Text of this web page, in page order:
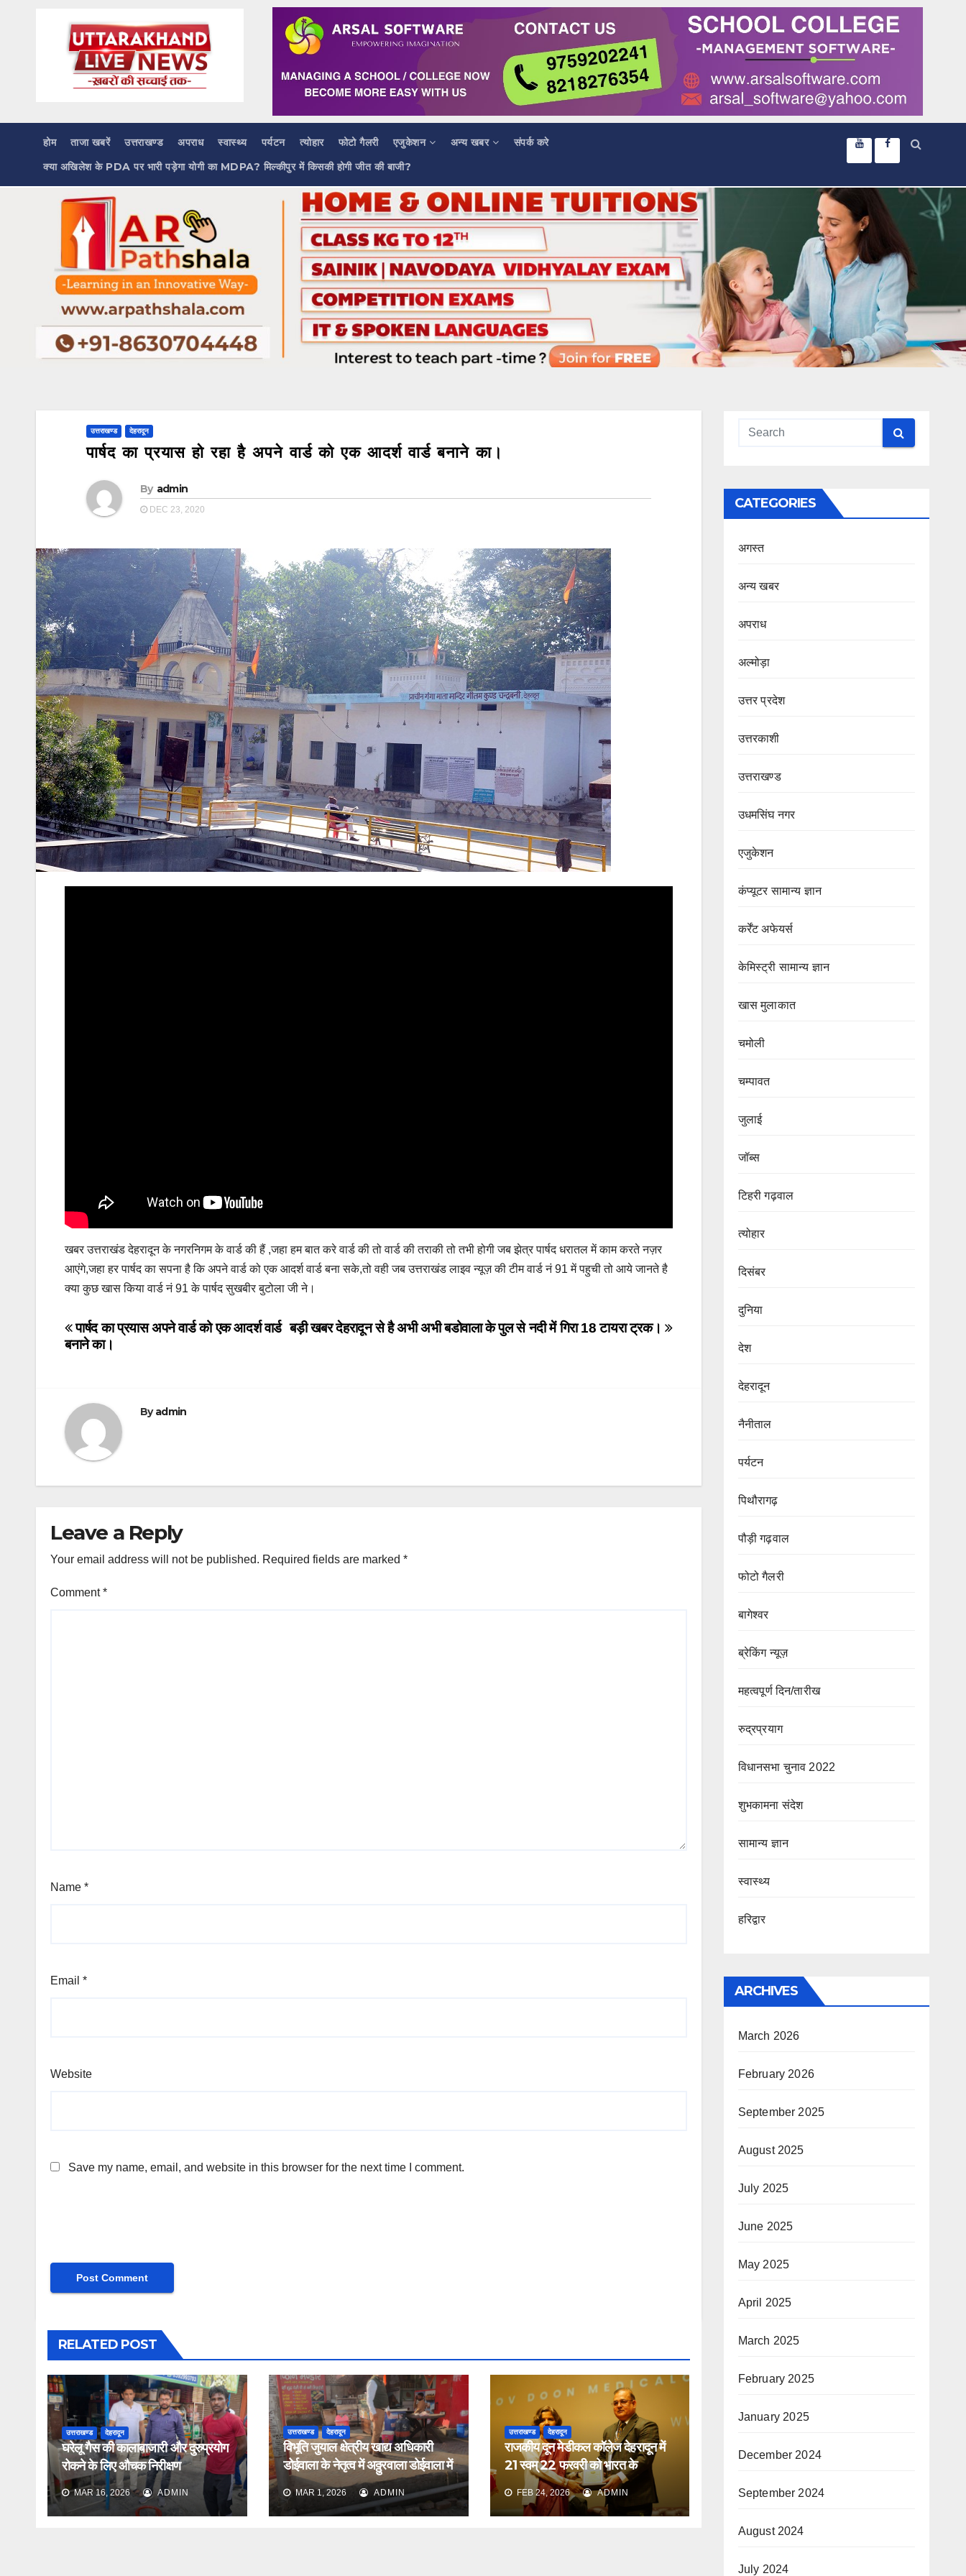
होम ताजा खबरें उत्तराखण्ड अपराध स्वास्थ्य पर्यटन त्योहार फोटो गैलरी एजुकेशन अन्य खबर
संपर्क करे
क्या अखिलेश के PDA पर भारी पड़ेगा योगी का MDPA? मिल्कीपुर में किसकी होगी जीत की बाजी?
उत्तराखण्ड देहरादून
पार्षद का प्रयास हो रहा है अपने वार्ड को एक आदर्श वार्ड बनाने का।
By admin
DEC 23, 2020
खबर उत्तराखंड देहरादून के नगरनिगम के वार्ड की हैं ,जहा हम बात करे वार्ड की तो वार्ड की तराकी तो तभी होगी जब झेत्र पार्षद धरातल में काम करते नज़र
आएंगे,जहा हर पार्षद का सपना है कि अपने वार्ड को एक आदर्श वार्ड बना सके,तो वही जब उत्तराखंड लाइव न्यूज़ की टीम वार्ड नं 91 में पहुची तो आये जानते है
क्या कुछ खास किया वार्ड नं 91 के पार्षद सुखबीर बुटोला जी ने।
Post
navigation
बड़ी खबर देहरादून से है अभी अभी बडोवाला के पुल से नदी में गिरा 18 टायरा ट्रक।
पार्षद का प्रयास अपने वार्ड को एक आदर्श वार्ड
बनाने का।
Byadmin
Leave a Reply
Your email address will not be published. Required fields are marked *
Comment*
Name *
Email *
Website
Save my name, email, and website in this browser for the next time I comment.
RELATED POST
उत्तराखण्ड देहरादून
घरेलू गैस की कालाबाजारी और दुरुप्रयोग
रोकने के लिए औचक निरीक्षण
MAR 16, 2026 ADMIN
उत्तराखण्ड देहरादून
विभूति जुयाल क्षेत्रीय खाद्य अधिकारी
डोईवाला के नेतृत्व में अठ्ठुरवाला डोईवाला में
औचक निरीक्षण किया
MAR 1, 2026 ADMIN
उत्तराखण्ड देहरादून
राजकीय दून मेडीकल कॉलेज देहरादून में
21 स्वम् 22 फरवरी को भारत के
नेफ्रोलॉजिस्ट द्वारा आयोजित वार्षिक
सम्मेलन
FEB 24, 2026 ADMIN
CATEGORIES
अगस्त
अन्य खबर
अपराध
अल्मोड़ा
उत्तर प्रदेश
उत्तरकाशी
उत्तराखण्ड
उधमसिंघ नगर
एजुकेशन
कंप्यूटर सामान्य ज्ञान
कर्रेंट अफेयर्स
केमिस्ट्री सामान्य ज्ञान
खास मुलाकात
चमोली
चम्पावत
जुलाई
जॉब्स
टिहरी गढ़वाल
त्योहार
दिसंबर
दुनिया
देश
देहरादून
नैनीताल
पर्यटन
पिथौरागढ़
पौड़ी गढ़वाल
फोटो गैलरी
बागेश्वर
ब्रेकिंग न्यूज़
महत्वपूर्ण दिन/तारीख
रुद्रप्रयाग
विधानसभा चुनाव 2022
शुभकामना संदेश
सामान्य ज्ञान
स्वास्थ्य
हरिद्वार
ARCHIVES
March 2026
February 2026
September 2025
August 2025
July 2025
June 2025
May 2025
April 2025
March 2025
February 2025
January 2025
December 2024
September 2024
August 2024
July 2024